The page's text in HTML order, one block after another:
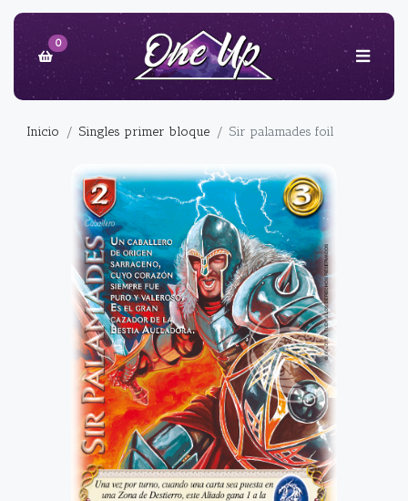
0
Inicio Singles primer bloque Sir palamades foil